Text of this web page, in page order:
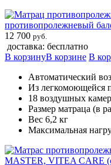
противопролежневый
12 700 руб.
доставка: бесплатно
В корзинуВ корзине В
Автоматический
Из легкомоющейся
18 воздушных
Размер матраца (в
Вес 6,2 кг
Максимальная